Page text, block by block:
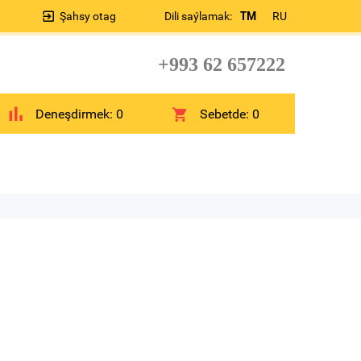
Dili saýlamak: TM RU
Şahsy otag
+993 62 657222
Deneşdirmek: 0 Sebetde:0